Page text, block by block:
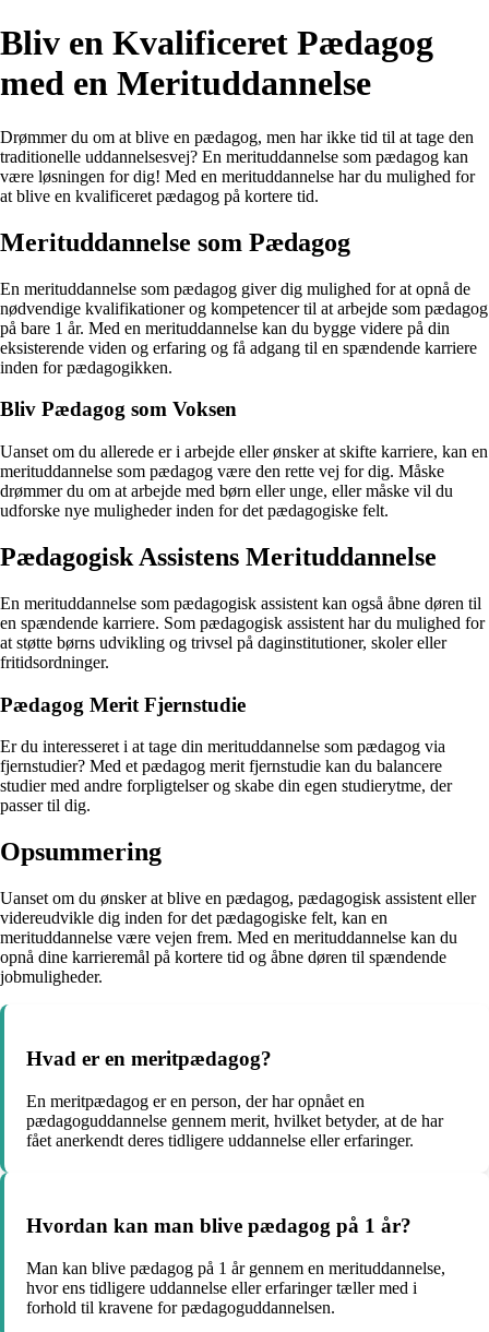
Bliv en Kvalificeret Pædagog
med en Merituddannelse
Drømmer du om at blive en pædagog, men har ikke tid til at tage den
traditionelle uddannelsesvej? En merituddannelse som pædagog kan
være løsningen for dig! Med en merituddannelse har du mulighed for
at blive en kvalificeret pædagog på kortere tid.
Merituddannelse som Pædagog
En merituddannelse som pædagog giver dig mulighed for at opnå de
nødvendige kvalifikationer og kompetencer til at arbejde som pædagog
på bare 1 år. Med en merituddannelse kan du bygge videre på din
eksisterende viden og erfaring og få adgang til en spændende karriere
inden for pædagogikken.
Bliv Pædagog som Voksen
Uanset om du allerede er i arbejde eller ønsker at skifte karriere, kan en
merituddannelse som pædagog være den rette vej for dig. Måske
drømmer du om at arbejde med børn eller unge, eller måske vil du
udforske nye muligheder inden for det pædagogiske felt.
Pædagogisk Assistens Merituddannelse
En merituddannelse som pædagogisk assistent kan også åbne døren til
en spændende karriere. Som pædagogisk assistent har du mulighed for
at støtte børns udvikling og trivsel på daginstitutioner, skoler eller
fritidsordninger.
Pædagog Merit Fjernstudie
Er du interesseret i at tage din merituddannelse som pædagog via
fjernstudier? Med et pædagog merit fjernstudie kan du balancere
studier med andre forpligtelser og skabe din egen studierytme, der
passer til dig.
Opsummering
Uanset om du ønsker at blive en pædagog, pædagogisk assistent eller
videreudvikle dig inden for det pædagogiske felt, kan en
merituddannelse være vejen frem. Med en merituddannelse kan du
opnå dine karrieremål på kortere tid og åbne døren til spændende
jobmuligheder.
Hvad er en meritpædagog?
En meritpædagog er en person, der har opnået en
pædagoguddannelse gennem merit, hvilket betyder, at de har
fået anerkendt deres tidligere uddannelse eller erfaringer.
Hvordan kan man blive pædagog på 1 år?
Man kan blive pædagog på 1 år gennem en merituddannelse,
hvor ens tidligere uddannelse eller erfaringer tæller med i
forhold til kravene for pædagoguddannelsen.